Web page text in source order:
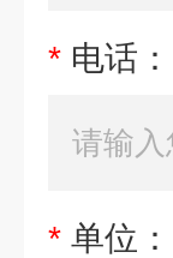
* 电话：
* 单位：